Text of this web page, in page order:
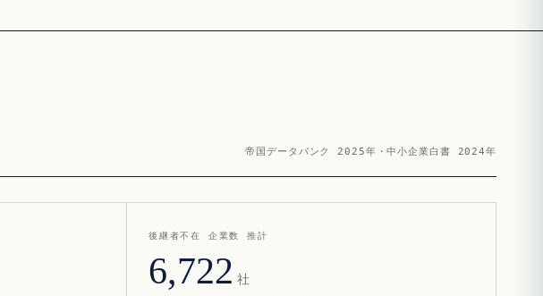
帝国データバンク 2025年・中小企業白書 2024年
後継者不在 企業数 推計
6,722 社